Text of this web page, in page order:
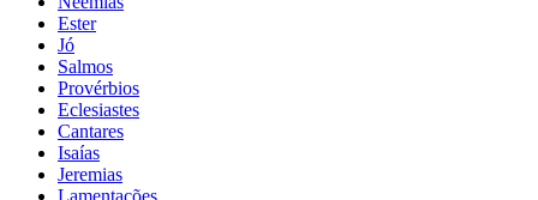
Ester
Jó
Salmos
Provérbios
Eclesiastes
Cantares
Isaías
Jeremias
Lamentações